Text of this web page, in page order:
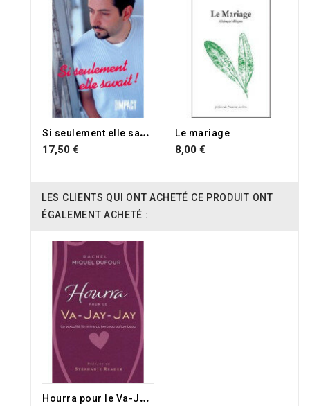
RUPTURE DE STOCK S
i seulement elle savait !
17,50 €
RUPTURE DE STOCK
Le mariage
8,00 €
LES CLIENTS QUI ONT ACHETÉ CE PRODUIT ONT
ÉGALEMENT ACHETÉ :
H
ourra pour le Va-Jay-Jay